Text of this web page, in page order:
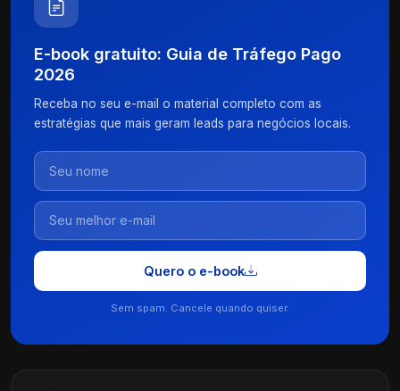
E-book gratuito: Guia de Tráfego Pago
2026
Receba no seu e-mail o material completo com as
estratégias que mais geram leads para negócios locais.
Quero o e-book
Sem spam. Cancele quando quiser.